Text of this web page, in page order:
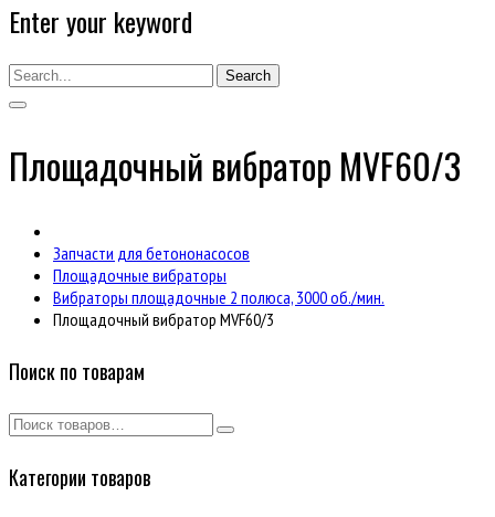
Enter your keyword
Search
Площадочный вибратор MVF60/3
Запчасти для бетононасосов
Площадочные вибраторы
Вибраторы площадочные 2 полюса, 3000 об./мин.
Площадочный вибратор MVF60/3
Поиск по товарам
Категории товаров